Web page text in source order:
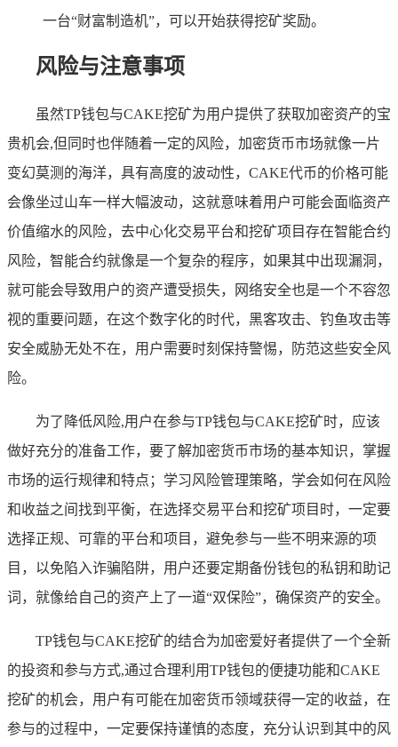
一台“财富制造机”，可以开始获得挖矿奖励。
风险与注意事项
虽然TP钱包与CAKE挖矿为用户提供了获取加密资产的宝
贵机会,但同时也伴随着一定的风险，加密货币市场就像一片
变幻莫测的海洋，具有高度的波动性，CAKE代币的价格可能
会像坐过山车一样大幅波动，这就意味着用户可能会面临资产
价值缩水的风险，去中心化交易平台和挖矿项目存在智能合约
风险，智能合约就像是一个复杂的程序，如果其中出现漏洞，
就可能会导致用户的资产遭受损失，网络安全也是一个不容忽
视的重要问题，在这个数字化的时代，黑客攻击、钓鱼攻击等
安全威胁无处不在，用户需要时刻保持警惕，防范这些安全风
险。
为了降低风险,用户在参与TP钱包与CAKE挖矿时，应该
做好充分的准备工作，要了解加密货币市场的基本知识，掌握
市场的运行规律和特点；学习风险管理策略，学会如何在风险
和收益之间找到平衡，在选择交易平台和挖矿项目时，一定要
选择正规、可靠的平台和项目，避免参与一些不明来源的项
目，以免陷入诈骗陷阱，用户还要定期备份钱包的私钥和助记
词，就像给自己的资产上了一道“双保险”，确保资产的安全。
TP钱包与CAKE挖矿的结合为加密爱好者提供了一个全新
的投资和参与方式,通过合理利用TP钱包的便捷功能和CAKE
挖矿的机会，用户有可能在加密货币领域获得一定的收益，在
参与的过程中，一定要保持谨慎的态度，充分认识到其中的风